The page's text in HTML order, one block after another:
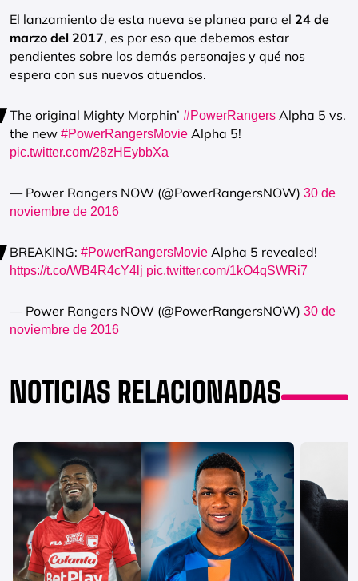
El lanzamiento de esta nueva se planea para el 24 de
marzo del 2017, es por eso que debemos estar
pendientes sobre los demás personajes y qué nos
espera con sus nuevos atuendos.
The original Mighty Morphin’ #PowerRangers Alpha 5 vs.
the new #PowerRangersMovie Alpha 5!
pic.twitter.com/28zHEybbXa
— Power Rangers NOW (@PowerRangersNOW) 30 de
noviembre de 2016
BREAKING: #PowerRangersMovie Alpha 5 revealed!
https://t.co/WB4R4cY4lj pic.twitter.com/1kO4qSWRi7
— Power Rangers NOW (@PowerRangersNOW) 30 de
noviembre de 2016
NOTICIAS RELACIONADAS